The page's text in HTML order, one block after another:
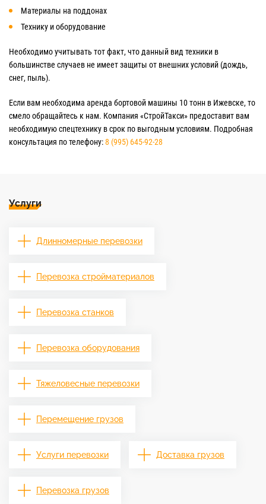
Материалы на поддонах
Технику и оборудование
Необходимо учитывать тот факт, что данный вид техники в
большинстве случаев не имеет защиты от внешних условий (дождь,
снег, пыль).
Если вам необходима аренда бортовой машины 10 тонн в Ижевске, то
смело обращайтесь к нам. Компания «СтройТакси» предоставит вам
необходимую спецтехнику в срок по выгодным условиям. Подробная
консультация по телефону:8 (995) 645-92-28
Услуги
Длинномерные перевозки
Перевозка стройматериалов
Перевозка станков
Перевозка оборудования
Тяжеловесные перевозки
Перемещение грузов
Услуги перевозки Доставка грузов
Перевозка грузов